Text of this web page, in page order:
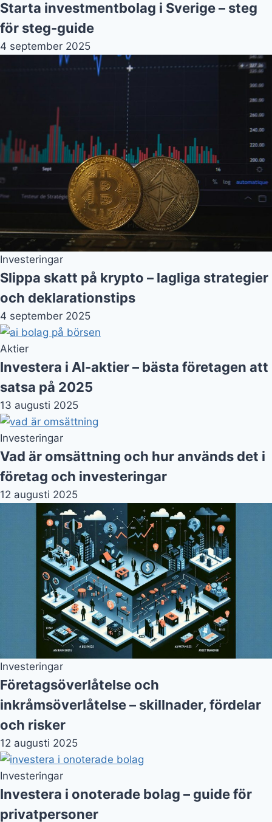
Starta investmentbolag i Sverige – steg
för steg-guide
4 september 2025
Investeringar
Slippa skatt på krypto – lagliga strategier
och deklarationstips
4 september 2025
Aktier
Investera i AI-aktier – bästa företagen att
satsa på 2025
13 augusti 2025
Investeringar
Vad är omsättning och hur används det i
företag och investeringar
12 augusti 2025
Investeringar
Företagsöverlåtelse och
inkråmsöverlåtelse – skillnader, fördelar
och risker
12 augusti 2025
Investeringar
Investera i onoterade bolag – guide för
privatpersoner